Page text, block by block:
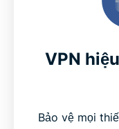
VPN
Bảo vệ mọi